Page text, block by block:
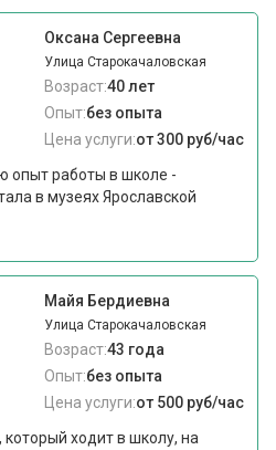
Оксана Сергеевна
Улица Старокачаловская
Возраст:40 лет
Опыт:без опыта
Цена услуги:от 300 руб/час
опыт работы в школе -
в музеях Ярославской
Майя Бердиевна
Улица Старокачаловская
Возраст:43 года
Опыт:без опыта
Цена услуги:от 500 руб/час
ходит в школу, на